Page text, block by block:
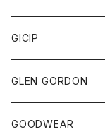
ボトム
パーカー
グッズ
ネクタイ
チーフ
トップス
シャツ
ボトム
靴
サンダル
GICIP
トップス
Tシャツ
GLEN GORDON
グッズ
GOODWEAR